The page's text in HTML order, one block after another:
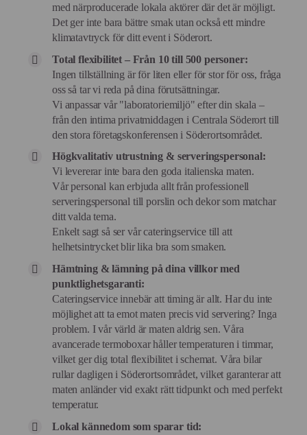
med närproducerade lokala aktörer där det är möjligt.
Det ger inte bara bättre smak utan också ett mindre
klimatavtryck för ditt event i Söderort.
Total flexibilitet – Från 10 till 500 personer:
Ingen tillställning är för liten eller för stor för oss, fråga
oss så tar vi reda på dina förutsättningar.
Vi anpassar vår "laboratoriemiljö" efter din skala –
från den intima privatmiddagen i Centrala Söderort till
den stora företagskonferensen i Söderortsområdet.
Högkvalitativ utrustning & serveringspersonal:
Vi levererar inte bara den goda italienska maten.
Vår personal kan erbjuda allt från professionell
serveringspersonal till porslin och dekor som matchar
ditt valda tema.
Enkelt sagt så ser vår cateringservice till att
helhetsintrycket blir lika bra som smaken.
Hämtning & lämning på dina villkor med
punktlighetsgaranti:
Cateringservice innebär att timing är allt. Har du inte
möjlighet att ta emot maten precis vid servering? Inga
problem. I vår värld är maten aldrig sen. Våra
avancerade termoboxar håller temperaturen i timmar,
vilket ger dig total flexibilitet i schemat. Våra bilar
rullar dagligen i Söderortsområdet, vilket garanterar att
maten anländer vid exakt rätt tidpunkt och med perfekt
temperatur.
Lokal kännedom som sparar tid: